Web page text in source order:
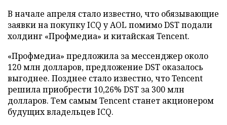
В начале апреля стало известно, что обязывающие
заявки на покупку ICQ у AOL помимо DST подали
холдинг «Профмедиа» и китайская Tencent.
«Профмедиа» предложила за мессенджер около
120 млн долларов, предложение DST оказалось
выгоднее. Позднее стало известно, что Tencent
решила приобрести 10,26% DST за 300 млн
долларов. Тем самым Tencent станет акционером
будущих владельцев ICQ.